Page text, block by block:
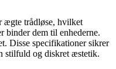
ægte trådløse, hvilket
binder dem til enhederne.
Disse specifikationer sikrer
stilfuld og diskret æstetik.